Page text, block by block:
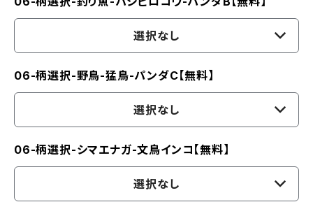
選択なし
06-柄選択-野鳥-猛鳥-パンダC【無料】
選択なし
06-柄選択-シマエナガ-文鳥インコ【無料】
選択なし